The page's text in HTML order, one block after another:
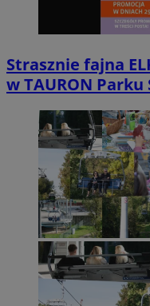
Strasznie fajna
w TAURON Parku